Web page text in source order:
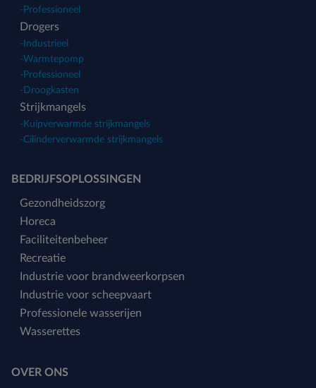
- Professioneel
Drogers
- Industrieel
-Warmtepomp
- Professioneel
- Droogkasten
Strijkmangels
- Kuipverwarmde strijkmangels
-Cilinderverwarmde strijkmangels
BEDRIJFSOPLOSSINGEN
Gezondheidszorg
Horeca
Faciliteitenbeheer
Recreatie
Industrie voor brandweerkorpsen
Industrie voor scheepvaart
Professionele wasserijen
Wasserettes
OVER ONS